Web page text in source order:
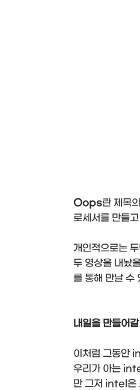
Oops란 제목
로세서를 만들
개인적으로는
두 영상을 내놨
를 통해 만날 수
내일을 만들어
이처럼 그동안
우리가 아는
만 그저 intel은